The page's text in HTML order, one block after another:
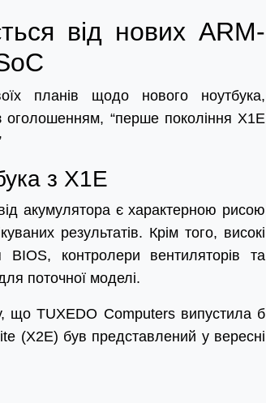
від нових ARM-
планів щодо нового ноутбука,
“перше покоління X1E
з X1E
акумулятора є характерною рисою
результатів. Крім того, високі
контролери вентиляторів та
поточної моделі.
що TUXEDO Computers випустила б
(X2E) був представлений у вересні